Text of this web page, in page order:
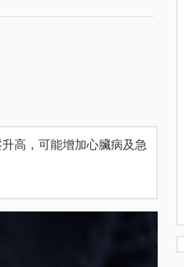
高，可能增加心臟病及急